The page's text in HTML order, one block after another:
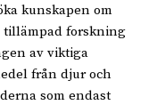
kunskapen om
tillämpad forskning
av viktiga
från djur och
som endast